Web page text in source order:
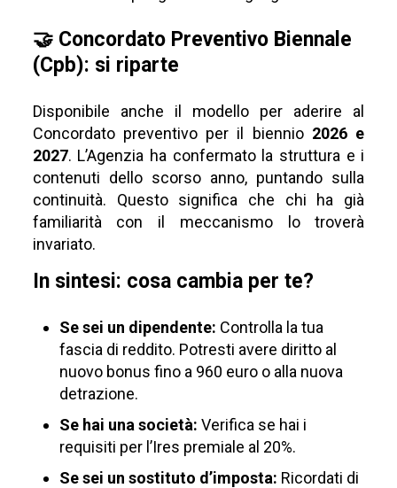
🤝 Concordato Preventivo Biennale
(Cpb): si riparte
Disponibile anche il modello per aderire al
Concordato preventivo per il biennio 2026 e
2027. L’Agenzia ha confermato la struttura e i
contenuti dello scorso anno, puntando sulla
continuità. Questo significa che chi ha già
familiarità con il meccanismo lo troverà
invariato.
In sintesi: cosa cambia per te?
Se sei un dipendente: Controlla la tua
fascia di reddito. Potresti avere diritto al
nuovo bonus fino a 960 euro o alla nuova
detrazione.
Se hai una società: Verifica se hai i
requisiti per l’Ires premiale al 20%.
Se sei un sostituto d’imposta: Ricordati di